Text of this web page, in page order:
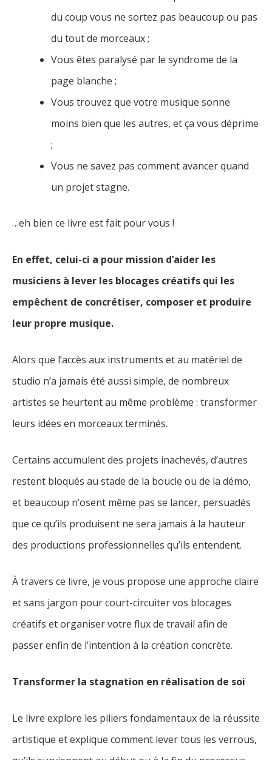
du coup vous ne sortez pas beaucoup ou pas
du tout de morceaux ;
Vous êtes paralysé par le syndrome de la
page blanche ;
Vous trouvez que votre musique sonne
moins bien que les autres, et ça vous déprime
;
Vous ne savez pas comment avancer quand
un projet stagne.
…eh bien ce livre est fait pour vous !
En effet, celui-ci a pour mission d’aider les
musiciens à lever les blocages créatifs qui les
empêchent de concrétiser, composer et produire
leur propre musique.
Alors que l’accès aux instruments et au matériel de
studio n’a jamais été aussi simple, de nombreux
artistes se heurtent au même problème : transformer
leurs idées en morceaux terminés.
Certains accumulent des projets inachevés, d’autres
restent bloqués au stade de la boucle ou de la démo,
et beaucoup n’osent même pas se lancer, persuadés
que ce qu’ils produisent ne sera jamais à la hauteur
des productions professionnelles qu’ils entendent.
À travers ce livre, je vous propose une approche claire
et sans jargon pour court-circuiter vos blocages
créatifs et organiser votre flux de travail afin de
passer enfin de l’intention à la création concrète.
Transformer la stagnation en réalisation de soi
Le livre explore les piliers fondamentaux de la réussite
artistique et explique comment lever tous les verrous,